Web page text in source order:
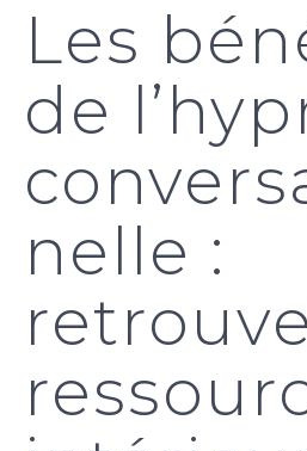
Les
de
nelle :